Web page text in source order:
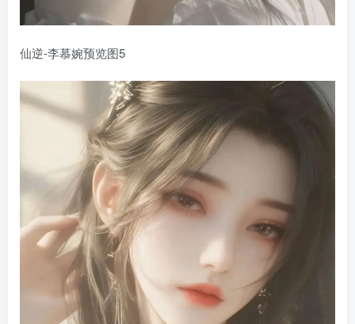
仙逆-李慕婉预览图5